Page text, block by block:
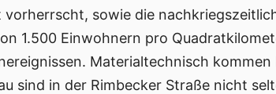
sowie die
1.500 Einwohnern pro
Materialtechnisch kommen
sind in der Rimbecker Straße nicht